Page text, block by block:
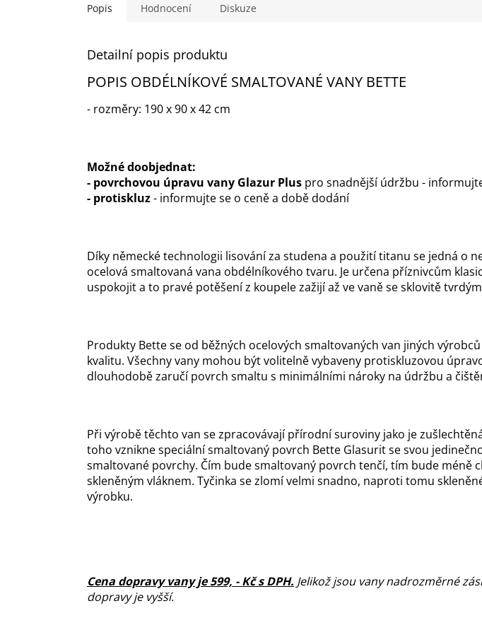
Popis Hodnocení Diskuze
Detailní popis produktu
POPIS OBDÉLNÍKOVÉ SMALTOVANÉ VANY BETTE
- rozměry: 190 x 90 x 42 cm
Možné doobjednat:
- povrchovou úpravu vany Glazur Plus pro snadnější údržbu -
- protiskluz- informujte se o ceně a době dodání
Díky německé technologii lisování za studena a použití titanu se jedná o
ocelová smaltovaná vana obdélníkového tvaru. Je určena příznivcům
uspokojit a to pravé potěšení z koupele zažijí až ve vaně se sklovitě
Produkty Bette se od běžných ocelových smaltovaných van jiných
kvalitu. Všechny vany mohou být volitelně vybaveny protiskluzovou
dlouhodobě zaručí povrch smaltu s minimálními nároky na údržbu a
Při výrobě těchto van se zpracovávají přírodní suroviny jako je
toho vznikne speciální smaltovaný povrch Bette Glasurit se svou
smaltované povrchy. Čím bude smaltovaný povrch tenčí, tím bude méně
skleněným vláknem. Tyčinka se zlomí velmi snadno, naproti tomu
výrobku.
Cena dopravy vany je 599, - Kč s DPH. Jelikož jsou vany nadrozměrné
dopravy je vyšší.